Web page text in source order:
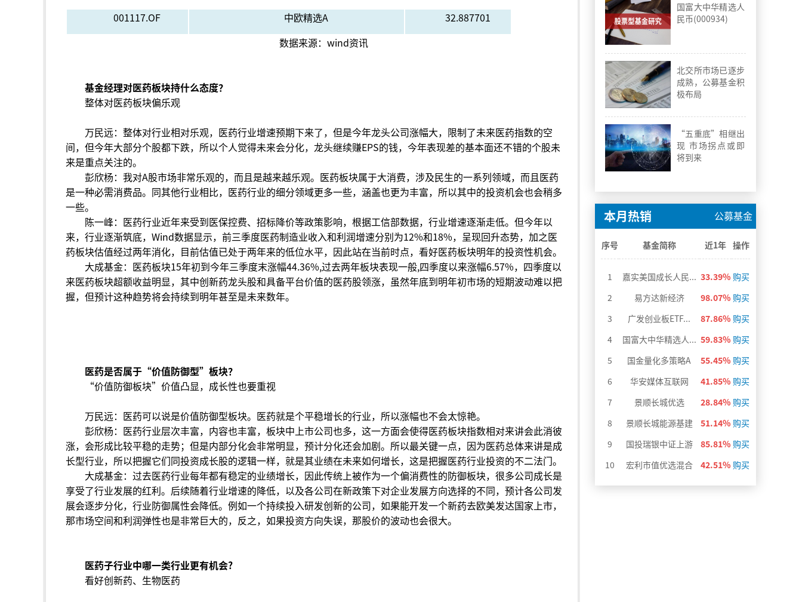
001117.OF
中欧精选A
32.887701
数据来源：wind资讯
基金经理对医药板块持什么态度？
整体对医药板块偏乐观
万民远：整体对行业相对乐观，医药行业增速预期下来了，但是今年龙头公司涨幅大，限制了未来医药指数的空
间，但今年大部分个股都下跌，所以个人觉得未来会分化，龙头继续赚EPS的钱，今年表现差的基本面还不错的个股未
来是重点关注的。
彭欣杨：我对A股市场非常乐观的，而且是越来越乐观。医药板块属于大消费，涉及民生的一系列领域，而且医药
是一种必需消费品。同其他行业相比，医药行业的细分领域更多一些，涵盖也更为丰富，所以其中的投资机会也会稍多
一些。
陈一峰：医药行业近年来受到医保控费、招标降价等政策影响，根据工信部数据，行业增速逐渐走低。但今年以
来，行业逐渐筑底，Wind数据显示，前三季度医药制造业收入和利润增速分别为12%和18%，呈现回升态势，加之医
药板块估值经过两年消化，目前估值已处于两年来的低位水平，因此站在当前时点，看好医药板块明年的投资性机会。
大成基金：医药板块15年初到今年三季度末涨幅44.36%,过去两年板块表现一般,四季度以来涨幅6.57%，四季度以
来医药板块超额收益明显，其中创新药龙头股和具备平台价值的医药股领涨，虽然年底到明年初市场的短期波动难以把
握，但预计这种趋势将会持续到明年甚至是未来数年。
医药是否属于“价值防御型”板块？
“价值防御板块”价值凸显，成长性也要重视
万民远：医药可以说是价值防御型板块。医药就是个平稳增长的行业，所以涨幅也不会太惊艳。
彭欣杨：医药行业层次丰富，内容也丰富，板块中上市公司也多，这一方面会使得医药板块指数相对来讲会此消彼
涨，会形成比较平稳的走势；但是内部分化会非常明显，预计分化还会加剧。所以最关键一点，因为医药总体来讲是成
长型行业，所以把握它们同投资成长股的逻辑一样，就是其业绩在未来如何增长，这是把握医药行业投资的不二法门。
大成基金：过去医药行业每年都有稳定的业绩增长，因此传统上被作为一个偏消费性的防御板块，很多公司成长是
享受了行业发展的红利。后续随着行业增速的降低，以及各公司在新政策下对企业发展方向选择的不同，预计各公司发
展会逐步分化，行业防御属性会降低。例如一个持续投入研发创新的公司，如果能开发一个新药去欧美发达国家上市，
那市场空间和利润弹性也是非常巨大的，反之，如果投资方向失误，那股价的波动也会很大。
医药子行业中哪一类行业更有机会?
看好创新药、生物医药
国富大中华精选人
民币(000934)
北交所市场已逐步
成熟，公募基金积
极布局
“五重底”相继出
现 市场拐点或即
将到来
本月热销 公募基金
序号 基金简称 近1年 操作
1 嘉实美国成长人民... 33.39% 购买
2
易方达新经济 98.07% 购买
3
广发创业板ETF... 87.86% 购买
4
国富大中华精选人... 59.83% 购买
5
国金量化多策略A 55.45% 购买
6
华安媒体互联网 41.85% 购买
7
景顺长城优选 28.84% 购买
8
景顺长城能源基建 51.14% 购买
9
国投瑞银中证上游 85.81% 购买
10
宏利市值优选混合 42.51% 购买